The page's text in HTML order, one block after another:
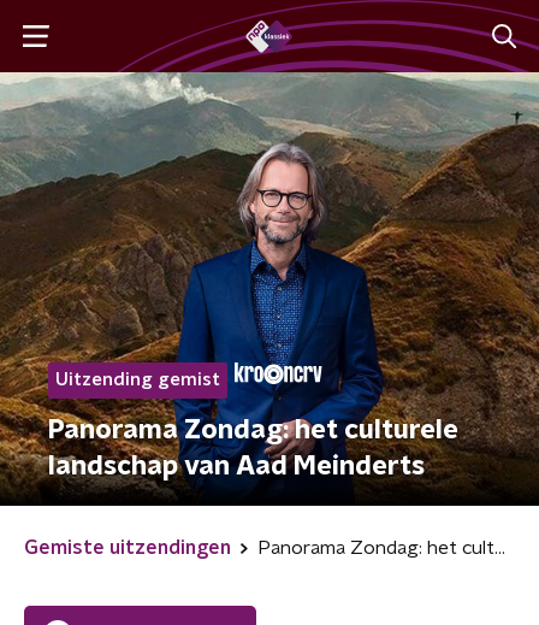
Uitzending gemist
Panorama Zondag: het culturele
landschap van Aad Meinderts
Gemiste uitzendingen Panorama Zondag: het culturele landschap van Aad Meinderts